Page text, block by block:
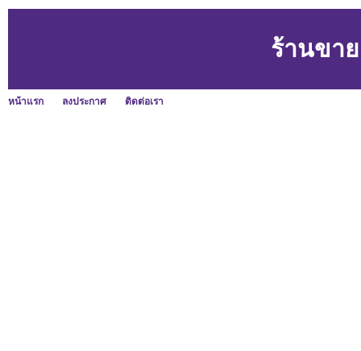
ร้านขา
หน้าแรก ลงประกาศ ติดต่อเรา